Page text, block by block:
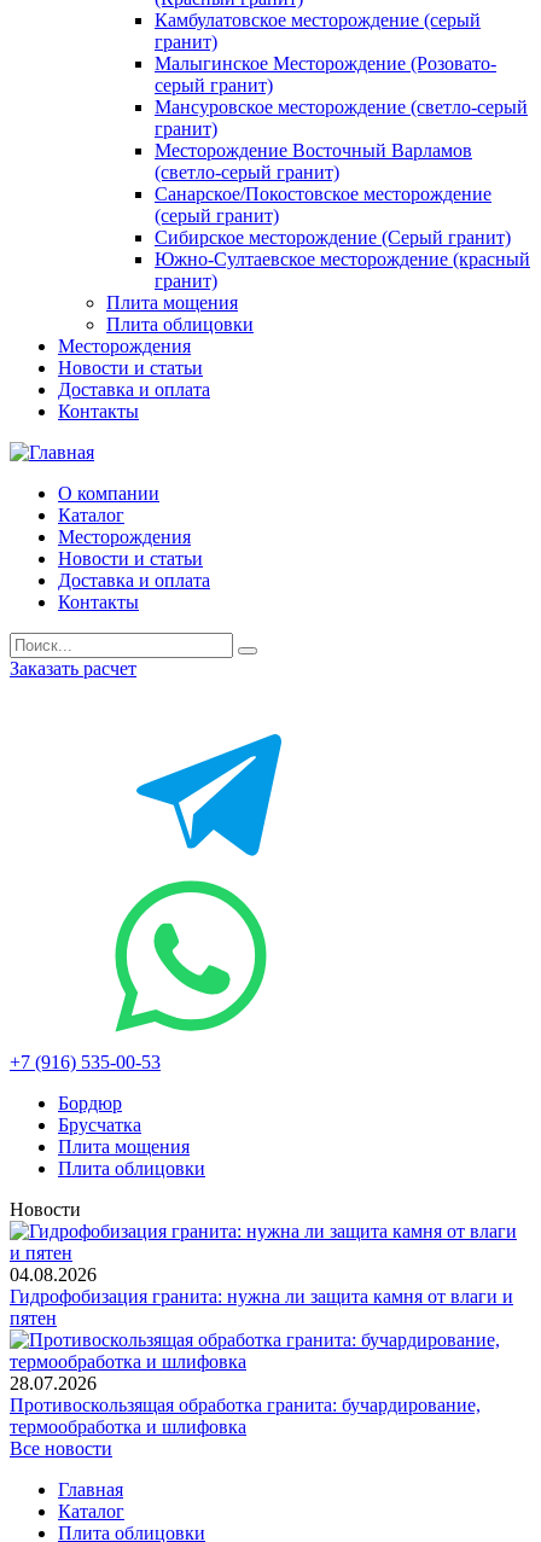
Камбулатовское месторождение (cерый
гранит)
Малыгинское Месторождение (Розовато-
серый гранит)
Мансуровское месторождение (светло-серый
гранит)
Месторождение Восточный Варламов
(светло-серый гранит)
Санарское/Покостовское месторождение
(серый гранит)
Сибирское месторождение (Серый гранит)
Южно-Султаевское месторождение (красный
гранит)
Плита мощения
Плита облицовки
Месторождения
Новости и статьи
Доставка и оплата
Контакты
О компании
Каталог
Месторождения
Новости и статьи
Доставка и оплата
Контакты
Заказать расчет
+7 (916) 535-00-53
Бордюр
Брусчатка
Плита мощения
Плита облицовки
Новости
04.08.2026
Гидрофобизация гранита: нужна ли защита камня от влаги и
пятен
28.07.2026
Противоскользящая обработка гранита: бучардирование,
термообработка и шлифовка
Все новости
Главная
Каталог
Плита облицовки